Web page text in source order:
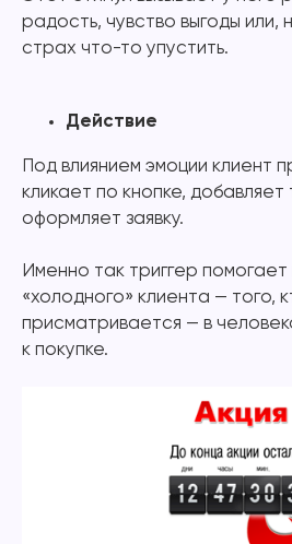
радость, чувство выгоды или,
страх что-то упустить.
Действие
Под влиянием эмоции клиент
кликает по кнопке, добавляет
оформляет заявку.
Именно так триггер
«холодного» клиента — того,
присматривается — в
к покупке.